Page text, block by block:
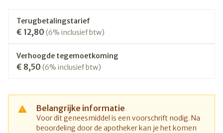
Terugbetalingstarief
€ 12,80 (6% inclusief btw)
Verhoogde tegemoetkoming
€ 8,50 (6% inclusief btw)
Belangrijke informatie
Voor dit geneesmiddel is een voorschrift nodig. Na
beoordeling door de apotheker kan je het komen